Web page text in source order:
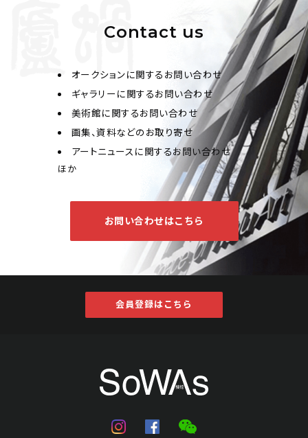
Contact us
オークションに関するお問い合わせ
ギャラリーに関するお問い合わせ
美術館に関するお問い合わせ
画集、資料などのお取り寄せ
アートニュースに関するお問い合わせ
ほか
お問い合わせはこちら
会員登録はこちら